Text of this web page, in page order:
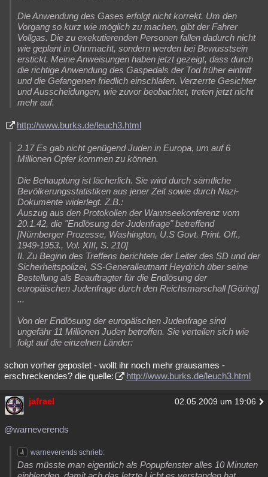
Die Anwendung des Gases erfolgt nicht korrekt. Um den
Vorgang so kurz wie möglich zu machen, gibt der Fahrer
Vollgas. Die zu exekutierenden Personen fallen dadurch nicht
wie geplant in Ohnmacht, sondern werden bei Bewusstsein
erstickt. Meine Anweisungen haben jetzt gezeigt, dass durch
die richtige Anwendung des Gaspedals der Tod früher eintritt
und die Gefangenen friedlich einschlafen. Verzerrte Gesichter
und Ausscheidungen, wie zuvor beobachtet, treten jetzt nicht
mehr auf.
http://www.burks.de/leuch3.html
2.17 Es gab nicht genügend Juden in Europa, um auf 6
Millionen Opfer kommen zu können.
Die Behauptung ist lächerlich. Sie wird durch sämtliche
Bevölkerungsstatistiken aus jener Zeit sowie durch Nazi-
Dokumente widerlegt. Z.B.:
Auszug aus den Protokollen der Wannseekonferenz vom
20.1.42, die "Endlösung der Judenfrage" betreffend
[Nürnberger Prozesse, Washington, U.S Govt. Print. Off.,
1949-1953., Vol. XIII, S. 210]
II. Zu Beginn des Treffens berichtete der Leiter des SD und der
Sicherheitspolizei, SS-Generalleutnant Heydrich über seine
Bestellung als Beauftragter für die Endlösung der
europäischen Judenfrage durch den Reichsmarschall [Göring]
...
Von der Endlösung der europäischen Judenfrage sind
ungefähr 11 Millionen Juden betroffen. Sie verteilen sich wie
folgt auf die einzelnen Länder:
schon vorher gepostet - wollt ihr noch mehr grausames -
erschreckendes? die quelle:
http://www.burks.de/leuch3.html
jafrael 02.05.2009 um 19:06
@warneverends
warneverends schrieb:
Das müsste man eigentlich als Popupfenster alles 10 Minuten